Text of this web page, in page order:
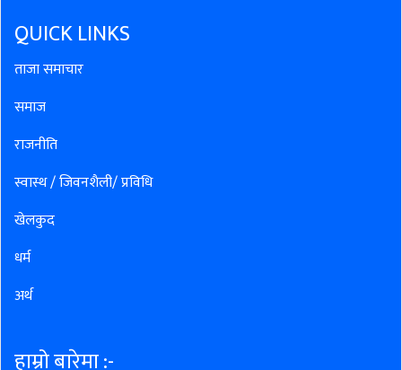
QUICK LINKS
ताजा समाचार
समाज
राजनीति
स्वास्थ / जिवनशैली/ प्रविधि
खेलकुद
धर्म
अर्थ
हाम्रो बारेमा :-